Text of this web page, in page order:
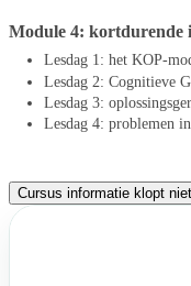
Module 4: kortdurende
Lesdag 1: het KOP-
Lesdag 2: Cognitieve
Lesdag 3:
Lesdag 4: problemen
Cursus informatie klopt